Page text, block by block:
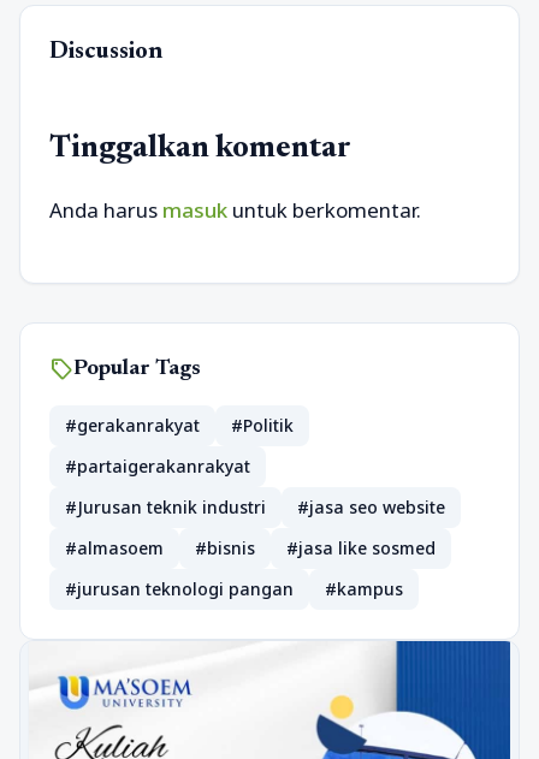
Discussion
Tinggalkan komentar
Anda harus masuk untuk berkomentar.
sellPopular Tags
#gerakanrakyat
#Politik
#partaigerakanrakyat
#Jurusan teknik industri
#jasa seo website
#almasoem
#bisnis
#jasa like sosmed
#jurusan teknologi pangan
#kampus